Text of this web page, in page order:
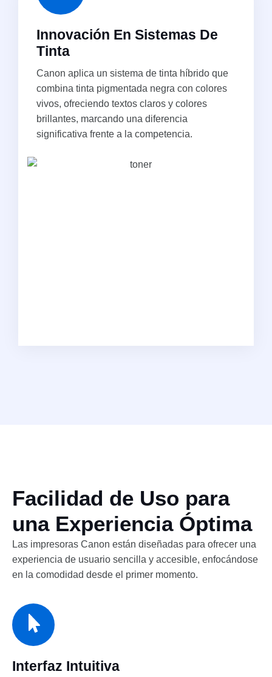
Innovación En Sistemas De
Tinta
Canon aplica un sistema de tinta híbrido que
combina tinta pigmentada negra con colores
vivos, ofreciendo textos claros y colores
brillantes, marcando una diferencia
significativa frente a la competencia.
Facilidad de Uso para
una Experiencia Óptima
Las impresoras Canon están diseñadas para ofrecer una
experiencia de usuario sencilla y accesible, enfocándose
en la comodidad desde el primer momento.
Interfaz Intuitiva